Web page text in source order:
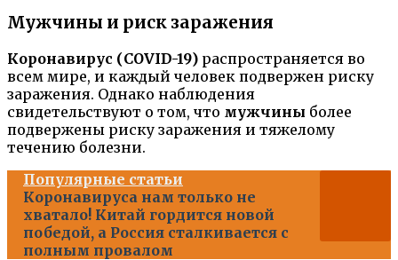
Мужчины и риск заражения
Коронавирус (COVID-19) распространяется во
всем мире, и каждый человек подвержен риску
заражения. Однако наблюдения
свидетельствуют о том, что мужчины более
подвержены риску заражения и тяжелому
течению болезни.
Популярные статьи
Коронавируса нам только не
хватало! Китай гордится новой
победой, а Россия сталкивается с
полным провалом